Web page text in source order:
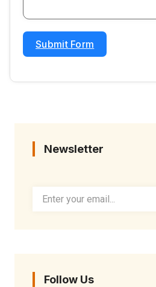
Submit Form
Newsletter
Follow Us